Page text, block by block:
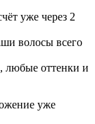
уже через 2
волосы всего
любые оттенки и
уже